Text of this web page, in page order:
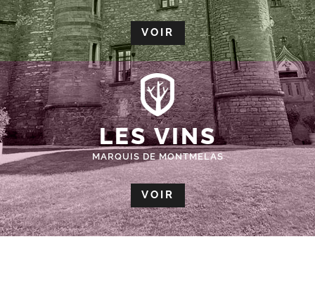
VOIR
LES VINS
MARQUIS DE MONTMELAS
VOIR